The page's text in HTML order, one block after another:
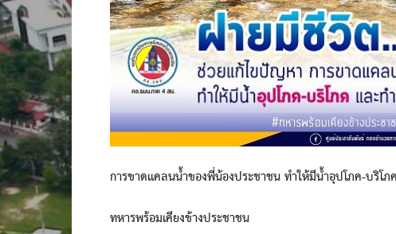
การขาดแคลนน้ำของพี่น้องประชาชน ทำให้มีน้ำอุปโภค-บริโภ
ทหารพร้อมเคียงข้างประชาชน